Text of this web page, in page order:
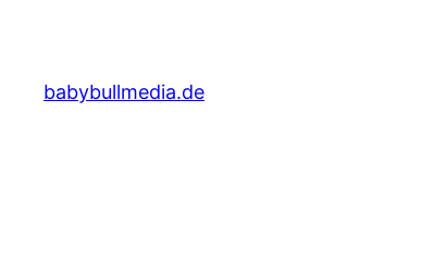
springen
babybullmedia.de